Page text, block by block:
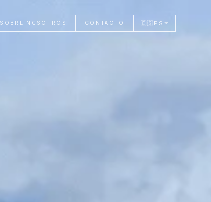
SOBRE NOSOTROS CONTACTO 🇪🇸 ES